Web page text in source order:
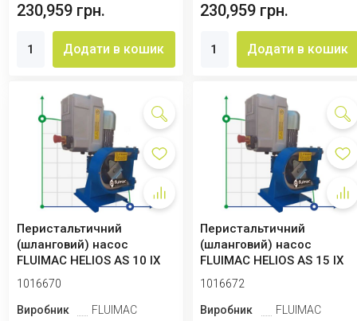
230,959 грн.
Додати в кошик
230,959 грн.
Додати в кошик
Перистальтичний
(шланговий) насос
FLUIMAC HELIOS AS 10 IX
93 л/год, 0,18 кВт,...
1016670
Виробник
FLUIMAC
Перистальтичний
(шланговий) насос
FLUIMAC HELIOS AS 15 IX
115 л/год, 0,18 кВт...
1016672
Виробник
FLUIMAC